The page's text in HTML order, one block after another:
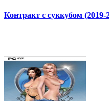
Контракт с суккубом